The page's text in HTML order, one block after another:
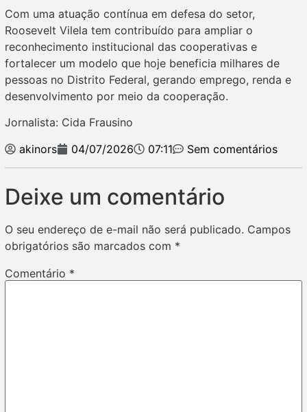
Com uma atuação contínua em defesa do setor,
Roosevelt Vilela tem contribuído para ampliar o
reconhecimento institucional das cooperativas e
fortalecer um modelo que hoje beneficia milhares de
pessoas no Distrito Federal, gerando emprego, renda e
desenvolvimento por meio da cooperação.
Jornalista: Cida Frausino
akinors
04/07/2026 07:11 Sem comentários
Deixe um comentário
O seu endereço de e-mail não será publicado. Campos
obrigatórios são marcados com *
Comentário *